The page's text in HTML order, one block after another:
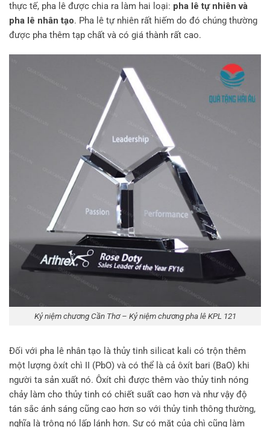
thực tế, pha lê được chia ra làm hai loại: pha lê tự nhiên và
pha lê nhân tạo. Pha lê tự nhiên rất hiếm do đó chúng thường
được pha thêm tạp chất và có giá thành rất cao.
Kỷ niệm chương Cần Thơ – Kỷ niệm chương pha lê KPL 121
Đối với pha lê nhân tạo là thủy tinh silicat kali có trộn thêm
một lượng ôxít chì II (PbO) và có thể là cả ôxít bari (BaO) khi
người ta sản xuất nó. Ôxít chì được thêm vào thủy tinh nóng
chảy làm cho thủy tinh có chiết suất cao hơn và như vậy độ
tán sắc ánh sáng cũng cao hơn so với thủy tinh thông thường,
nghĩa là trông nó lấp lánh hơn. Sự có mặt của chì cũng làm